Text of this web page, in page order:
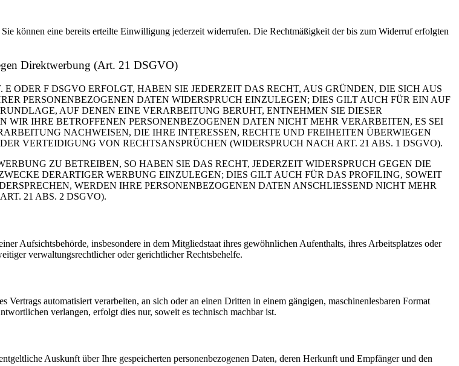
können eine bereits erteilte Einwilligung jederzeit widerrufen. Die Rechtmäßigkeit der bis zum Widerruf erfolgten
Direktwerbung (Art. 21 DSGVO)
F DSGVO ERFOLGT, HABEN SIE JEDERZEIT DAS RECHT, AUS GRÜNDEN, DIE SICH AUS
PERSONENBEZOGENEN DATEN WIDERSPRUCH EINZULEGEN; DIES GILT AUCH FÜR EIN AUF
AUF DENEN EINE VERARBEITUNG BERUHT, ENTNEHMEN SIE DIESER
IHRE BETROFFENEN PERSONENBEZOGENEN DATEN NICHT MEHR VERARBEITEN, ES SEI
NACHWEISEN, DIE IHRE INTERESSEN, RECHTE UND FREIHEITEN ÜBERWIEGEN
VERTEIDIGUNG VON RECHTSANSPRÜCHEN (WIDERSPRUCH NACH ART. 21 ABS. 1 DSGVO).
ZU BETREIBEN, SO HABEN SIE DAS RECHT, JEDERZEIT WIDERSPRUCH GEGEN DIE
DERARTIGER WERBUNG EINZULEGEN; DIES GILT AUCH FÜR DAS PROFILING, SOWEIT
WERDEN IHRE PERSONENBEZOGENEN DATEN ANSCHLIESSEND NICHT MEHR
21 ABS. 2 DSGVO).
Aufsichtsbehörde, insbesondere in dem Mitgliedstaat ihres gewöhnlichen Aufenthalts, ihres Arbeitsplatzes oder
verwaltungsrechtlicher oder gerichtlicher Rechtsbehelfe.
automatisiert verarbeiten, an sich oder an einen Dritten in einem gängigen, maschinenlesbaren Format
verlangen, erfolgt dies nur, soweit es technisch machbar ist.
Auskunft über Ihre gespeicherten personenbezogenen Daten, deren Herkunft und Empfänger und den